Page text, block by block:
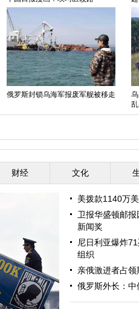
俄罗斯封锁乌海军报废军舰被移走
财经 文化
美拨款1140万
卫报华盛顿邮
新闻奖
尼日利亚爆炸
组织
亲俄激进者占
俄罗斯外长：